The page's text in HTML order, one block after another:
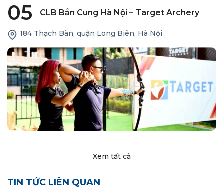
05 CLB Bắn Cung Hà Nội – Target Archery
184 Thạch Bàn, quận Long Biên, Hà Nội
Xem tất cả
TIN TỨC LIÊN QUAN